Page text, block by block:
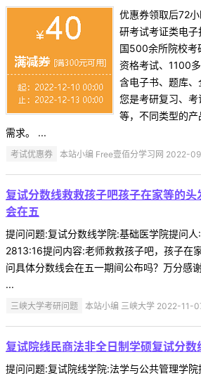
优惠券领取后72
研考试考证类电
国500余所院校考
资格考试、1100
含电子书、题库
您是考研复习、
等，不同类型的
需求。 ...
考试优惠券 本站小编 Free壹佰分学习网 2022-
复试分数线救救孩子吧孩子在家等的
会在五
提问问题:复试分数线学院:基础医学院提问
2813:16提问内容:老师救救孩子吧，孩子在
问具体分数线会在五一期间公布吗？万分感
...
三峡大学考研问题 本站小编 三峡大学 2022-11-
复试院线民商法非全日制学硕复试分数
提问问题:复试院线学院:法学与公共管理学